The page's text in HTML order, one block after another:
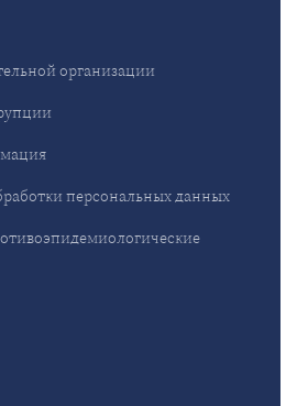
организации
персональных данных